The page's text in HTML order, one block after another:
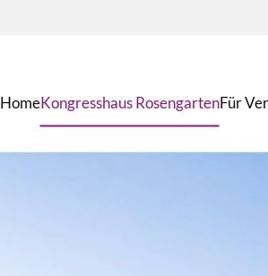
HomeKongresshaus RosengartenFür